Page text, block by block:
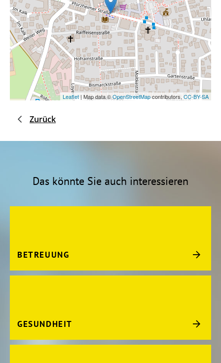
Leaflet| Map data ©OpenStreetMapcontributors, CC-BY-SA
Zurück
Das könnte Sie auch interessieren
BETREUUNG
GESUNDHEIT